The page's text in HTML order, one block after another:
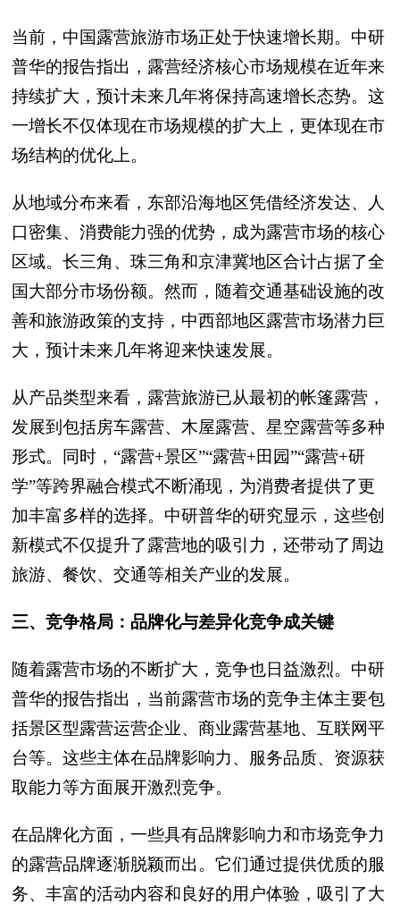
当前，中国露营旅游市场正处于快速增长期。中研
普华的报告指出，露营经济核心市场规模在近年来
持续扩大，预计未来几年将保持高速增长态势。这
一增长不仅体现在市场规模的扩大上，更体现在市
场结构的优化上。
从地域分布来看，东部沿海地区凭借经济发达、人
口密集、消费能力强的优势，成为露营市场的核心
区域。长三角、珠三角和京津冀地区合计占据了全
国大部分市场份额。然而，随着交通基础设施的改
善和旅游政策的支持，中西部地区露营市场潜力巨
大，预计未来几年将迎来快速发展。
从产品类型来看，露营旅游已从最初的帐篷露营，
发展到包括房车露营、木屋露营、星空露营等多种
形式。同时，“露营+景区”“露营+田园”“露营+研
学”等跨界融合模式不断涌现，为消费者提供了更
加丰富多样的选择。中研普华的研究显示，这些创
新模式不仅提升了露营地的吸引力，还带动了周边
旅游、餐饮、交通等相关产业的发展。
三、竞争格局：品牌化与差异化竞争成关键
随着露营市场的不断扩大，竞争也日益激烈。中研
普华的报告指出，当前露营市场的竞争主体主要包
括景区型露营运营企业、商业露营基地、互联网平
台等。这些主体在品牌影响力、服务品质、资源获
取能力等方面展开激烈竞争。
在品牌化方面，一些具有品牌影响力和市场竞争力
的露营品牌逐渐脱颖而出。它们通过提供优质的服
务、丰富的活动内容和良好的用户体验，吸引了大